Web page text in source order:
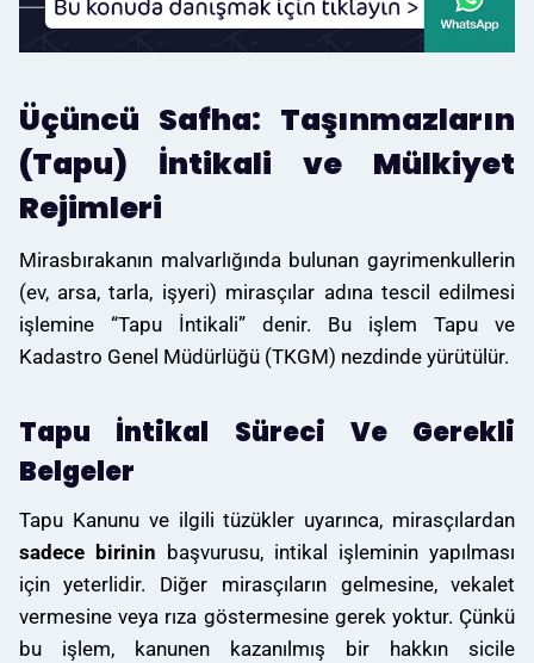
Üçüncü Safha: Taşınmazların
(Tapu) İntikali ve Mülkiyet
Rejimleri
Mirasbırakanın malvarlığında bulunan gayrimenkullerin
(ev, arsa, tarla, işyeri) mirasçılar adına tescil edilmesi
işlemine “Tapu İntikali” denir. Bu işlem Tapu ve
Kadastro Genel Müdürlüğü (TKGM) nezdinde yürütülür.
Tapu İntikal Süreci Ve Gerekli
Belgeler
Tapu Kanunu ve ilgili tüzükler uyarınca, mirasçılardan
sadece birinin başvurusu, intikal işleminin yapılması
için yeterlidir. Diğer mirasçıların gelmesine, vekalet
vermesine veya rıza göstermesine gerek yoktur. Çünkü
bu işlem, kanunen kazanılmış bir hakkın sicile